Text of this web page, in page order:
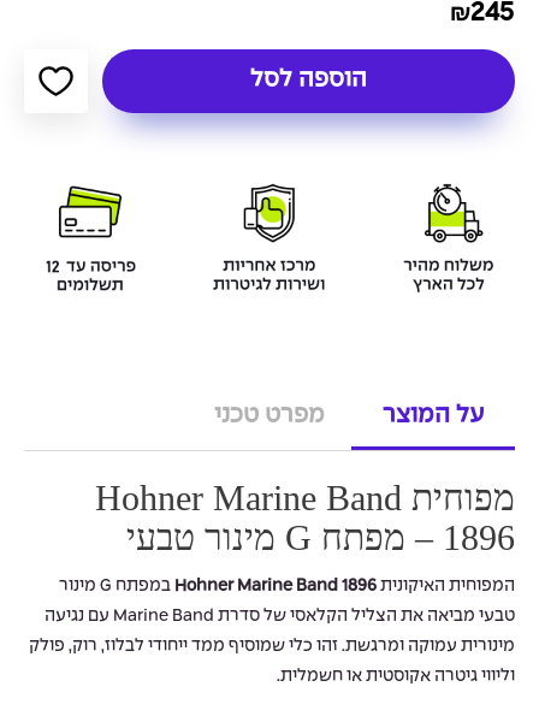
₪245
הוספה לסל
על המוצר מפרט טכני
מפוחית Hohner Marine Band
1896 – מפתח G מינור טבעי
המפוחית האיקונית Hohner Marine Band 1896
במפתח G מינור
טבעי מביאה את הצליל הקלאסי של סדרת Marine Band עם נגיעה
מינורית עמוקה ומרגשת. זהו כלי שמוסיף ממד ייחודי לבלוז, רוק, פולק
וליווי גיטרה אקוסטית או חשמלית.